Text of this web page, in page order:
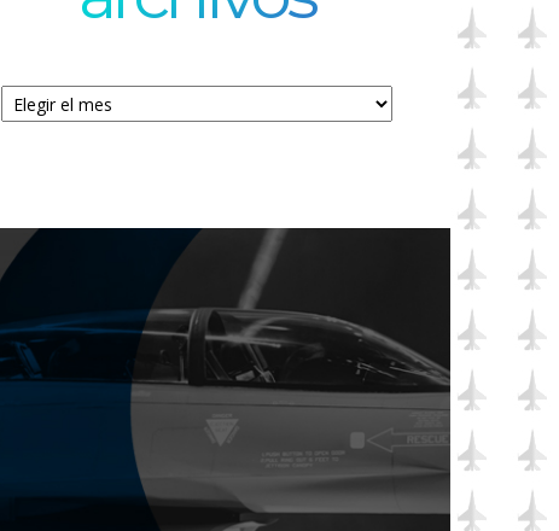
Archivos